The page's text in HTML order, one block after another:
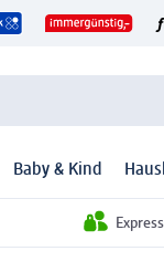
Baby & Kind